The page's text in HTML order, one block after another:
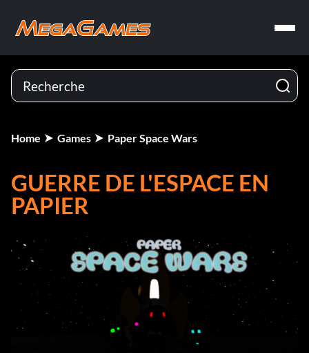
Home Games Paper Space Wars
GUERRE DE L'ESPACE EN
PAPIER